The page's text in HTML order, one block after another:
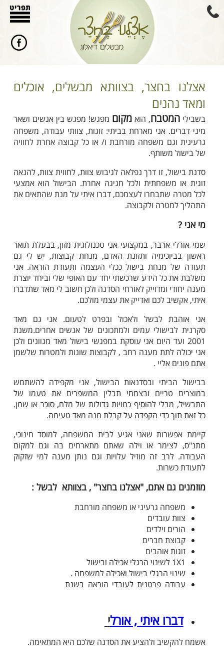
אצלנו בחצר, בצוותא מבשלים, אוכלים
ומאד נהנים
בשביליהמטבח, הואמקום מפגש! מפגש בין אנשים ושאר
מיני דברים. אני מארחת בביתי: זוגות, צוותי עבודה, משפחה
גרעינית וגם משפחה מורחבת ו/ או כל קבוצה אחרת לחוויה
של בישול משותף.
סדנת בישול, זו דרך נפלאה לגיבוש צוות, לחווית צוות, להנאה
זוגית או משפחתית ולכל חגיגה אחרת. הבישול הוא אמצעי
לכל מטרה שתבחרו לעצמכם, דברו איתי על מנת שהתאים את
התהליך למטרה ולקבוצה.
מי אני ?
שמי אורלי ארבר, במקצועי אני טכנולוגית מזון, בבעלת תואר
ראשון בביוכימיה ותזונת האדם, מנחת קבוצות, יש לי גם
תעודה של מנחת בישול ככלי העצמה ותעודת הוראה. אני
משלבת את כל הידע שרכשתי יחד עם האופי שלי וביחד יוצרת
מענה יחודי ומדוייק לאורחי הסדנה ולכן חשוב לי מאד שתדברו
איתי, אקשיב לכם ואדייק את עצמי מולכם.
אני אוהבת לבשל ולאכול ובפרט לטעום. אני גם מאד
סקרנית לבישולי עמים ולמתכונים של אנשים אחרים.משנת
2001 ועד היום אני עוסקת במפגשי בישול מאד מגוונים ולכן
אני יכולה לתת מענה רחב , לקבוצות שונות ולמטרות שלשמן
אתם פונים אליי .
בבישול הביתי ובסדנאות הבישול, אני מקפידה להשתמש
במוצרים טריים ובצמחי תבלין המשפרים את טעמו של
התבשיל, מבלי להוסיף כמויות גדולות של מלח, סוכר או שמן.
כל זאת תוך כדי הקפדה על קבלת מנה מאד טעימה.
קיימת אפשרות שאני אגיע לבית המשפחה, למוסד חינוכי,
מתנ"ס, לצימר או וילה שאתם מתארחים בה וגם למקום
העבודה. לרב זה מוזיל עלויות וגם נותן מענה למי שזקוק
לתעודת כשרות.
מוזמנים גם אתם, "אצלנו בחצר" , בצוותא לבשל :
משפחה גרעיני או משפחה מורחבת
צוות עובדים
הורים וילדים
קבוצת חברים
זוגות אוהבים
1X1 לשינוי הרגלי אכילה ובישול
שינוי הרגלי בישול ואכילה למשפחה .
עבודה פרטנית לעובדי הוראה בשנת
דברו איתי , אורלי
אשמח להקשיב ולהציע את הסדנה שלכם היא המתאימה.